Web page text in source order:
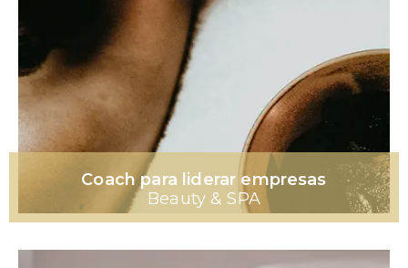
Coach para liderar empresas
Beauty & SPA